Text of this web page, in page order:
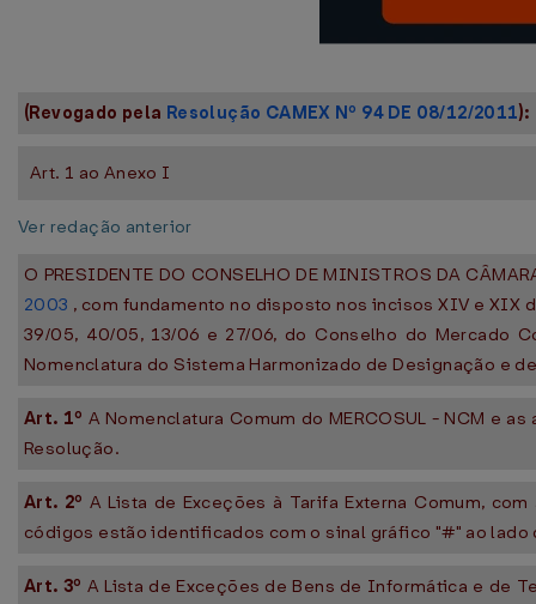
(Revogado pela Resolução CAMEX Nº 94 DE 08/12/2011):
Art. 1 ao Anexo I
Ver redação anterior
O PRESIDENTE DO CONSELHO DE MINISTROS DA
2003 , com fundamento no disposto nos incisos XIV e XIX
39/05, 40/05, 13/06 e 27/06, do Conselho do Mercado
Nomenclatura do Sistema Harmonizado de Designação e
Art. 1º A Nomenclatura Comum do MERCOSUL - NCM e
Resolução.
Art. 2º A Lista de Exceções à Tarifa Externa Comum,
códigos estão identificados com o sinal gráfico "#" ao
Art. 3º A Lista de Exceções de Bens de Informática e de